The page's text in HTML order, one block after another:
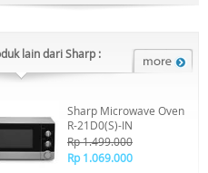
lain dari Sharp :
Sharp Microwave Oven
R-21D0(S)-IN
Rp 1.499.000
Rp 1.069.000